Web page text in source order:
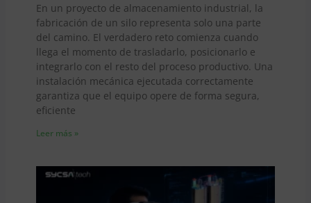
En un proyecto de almacenamiento industrial, la
fabricación de un silo representa solo una parte
del camino. El verdadero reto comienza cuando
llega el momento de trasladarlo, posicionarlo e
integrarlo con el resto del proceso productivo. Una
instalación mecánica ejecutada correctamente
garantiza que el equipo opere de forma segura,
eficiente
Leer más »